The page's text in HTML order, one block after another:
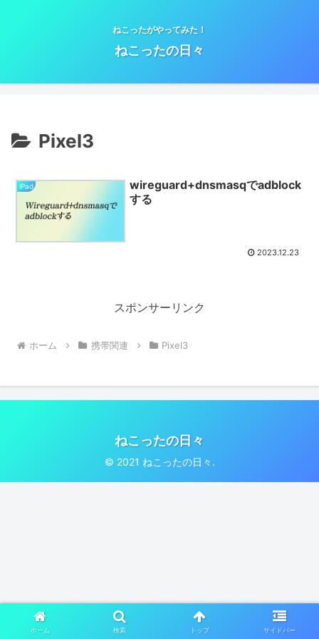
ねこったがやってみた！
ねこったの日々
Pixel3
iPad
wireguard+dnsmasqでadblock
する
2023.12.23
スポンサーリンク
ホーム 携帯関連 Pixel3
ねこったの日々
© 2021 ねこったの日々.
ホーム 検索 トップ サイドバー